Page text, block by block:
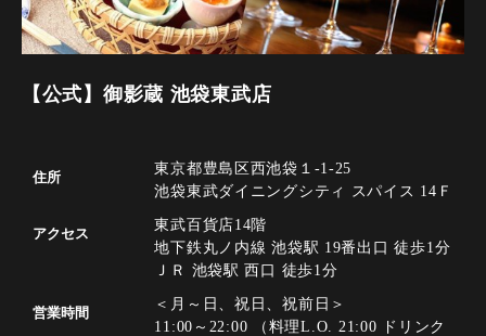
【公式】御影蔵 池袋東武店
住所
東京都豊島区西池袋１-1-25
池袋東武ダイニングシティ スパイス 14Ｆ
アクセス
東武百貨店14階
地下鉄丸ノ内線 池袋駅 19番出口 徒歩1分
ＪＲ 池袋駅 西口 徒歩1分
営業時間
＜月～日、祝日、祝前日＞
11:00～22:00 （料理L.O. 21:00 ドリンク